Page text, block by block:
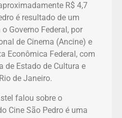
R$ 4,7
é resultado de um
Governo Federal, por
de Cinema (Ancine) e
Econômica Federal, com
de Estado de Cultura e
de Janeiro.
falou sobre o
Cine São Pedro é uma